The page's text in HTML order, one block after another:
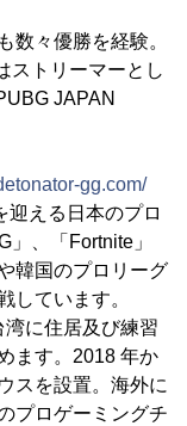
数々優勝を経験。
ストリーマーとし
JAPAN
gg.com/
迎える日本のプロ
、「Fortnite」
韓国のプロリーグ
しています。
に住居及び練習
ます。2018 年か
スを設置。海外に
プロゲーミングチ